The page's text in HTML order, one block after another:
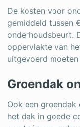
De kosten voor
gemiddeld tussen
onderhoudsbeurt.
oppervlakte van
uitgevoerd moeten
Groendak
Ook een groendak
het dak in goede